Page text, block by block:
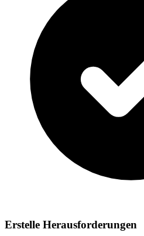
Erstelle Herausforderungen